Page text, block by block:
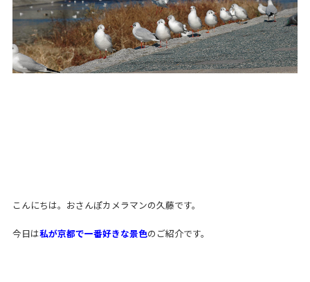
こんにちは。おさんぽカメラマンの久藤です。
今日は私が京都で一番好きな景色のご紹介です。